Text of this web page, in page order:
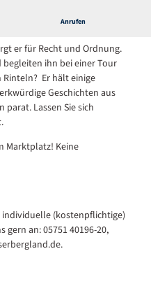
Anrufen
bei seiner Tour durch
er für Recht und Ordnung.
begleiten ihn bei einer Tour
Er hält einige
Geschichten aus
Lassen Sie sich
Marktplatz! Keine
individuelle (kostenpflichtige)
gern an: 05751 40196-20,